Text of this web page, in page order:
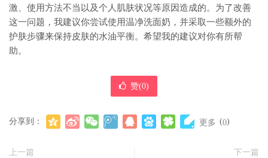
激、使用方法不当以及个人肌肤状况等原因造成的。为了改善
这一问题，我建议你尝试使用温净洗面奶，并采取一些额外的
护肤步骤来保持皮肤的水油平衡。希望我的建议对你有所帮
助。
赞(0)
分享到： 更多 (0)
上一篇
下一篇